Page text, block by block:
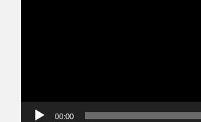
00:00